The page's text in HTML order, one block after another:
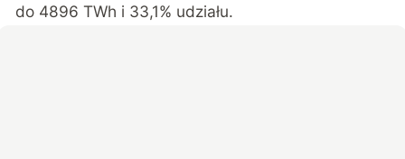
do 4896 TWh i 33,1% udziału.